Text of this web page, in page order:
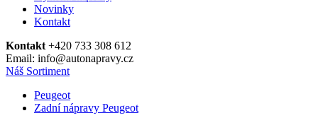
Novinky
Kontakt
Kontakt +420 733 308 612
Email: info@autonapravy.cz
Náš Sortiment
Peugeot
Zadní nápravy Peugeot